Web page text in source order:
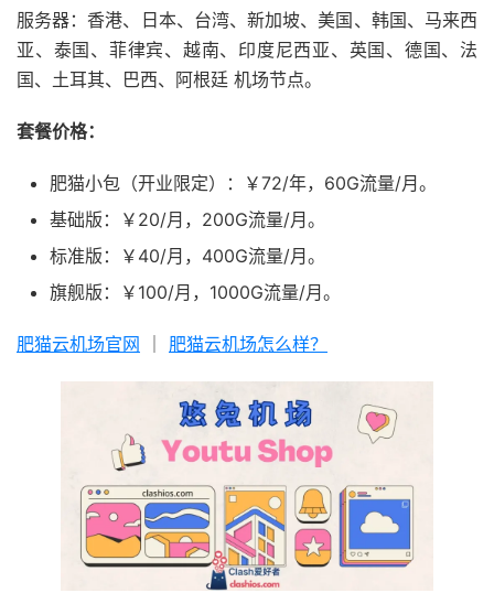
服务器：香港、日本、台湾、新加坡、美国、韩国、马来西
亚、泰国、菲律宾、越南、印度尼西亚、英国、德国、法
国、土耳其、巴西、阿根廷 机场节点。
套餐价格：
肥猫小包（开业限定）：￥72/年，60G流量/月。
基础版：￥20/月，200G流量/月。
标准版：￥40/月，400G流量/月。
旗舰版：￥100/月，1000G流量/月。
肥猫云机场官网 肥猫云机场怎么样？